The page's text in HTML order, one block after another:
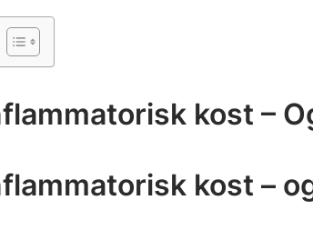
kost –
kost –